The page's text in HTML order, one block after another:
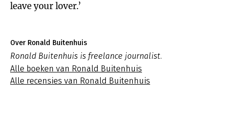
leave your lover.’
Over Ronald Buitenhuis
Ronald Buitenhuis is freelance journalist.
Alle boeken van Ronald Buitenhuis
Alle recensies van Ronald Buitenhuis